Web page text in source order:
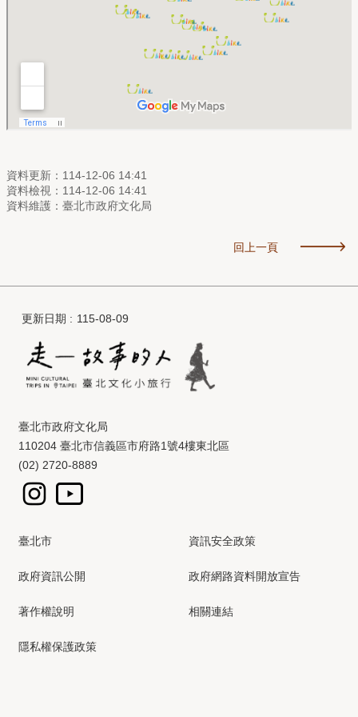
資料更新：114-12-06 14:41
資料檢視：114-12-06 14:41
資料維護：臺北市政府文化局
回上一頁
更新日期 115-08-09
臺北市政府文化局
110204 臺北市信義區市府路1號4樓東北區
(02) 2720-8889
臺北市
政府資訊公開
著作權說明
隱私權保護政策
資訊安全政策
政府網路資料開放宣告
相關連結